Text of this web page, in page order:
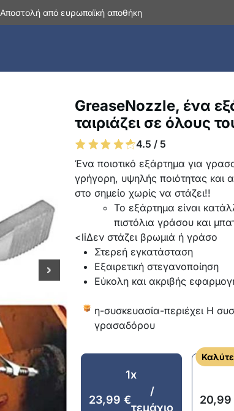
Αποστολή από ευρωπαϊκή αποθήκη
GreaseNozzle, ένα
ταιριάζει σε όλους
4.5 / 5
Ένα ποιοτικό εξάρτημα για
γρήγορη, υψηλής ποιότητας και
στο σημείο χωρίς να στάζει!!
Το εξάρτημα είναι
πιστόλια γράσου και
<liΔεν στάζει βρωμιά ή γράσο
Στερεή εγκατάσταση
Εξαιρετική στεγανοποίηση
Εύκολη και ακριβής
η-συσκευασία-περιέχει Η
γρασαδόρου
1x
23,99 €
/
τεμάχιο
20,99